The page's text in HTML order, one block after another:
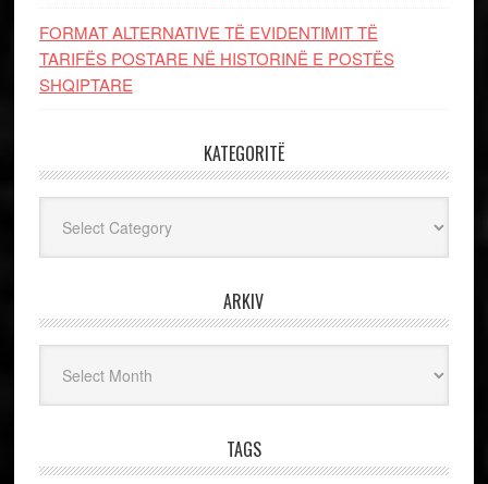
FORMAT ALTERNATIVE TË EVIDENTIMIT TË
TARIFËS POSTARE NË HISTORINË E POSTËS
SHQIPTARE
KATEGORITË
ARKIV
TAGS